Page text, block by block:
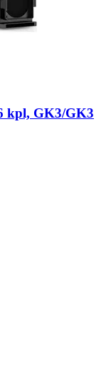
kpl, GK3/GK3